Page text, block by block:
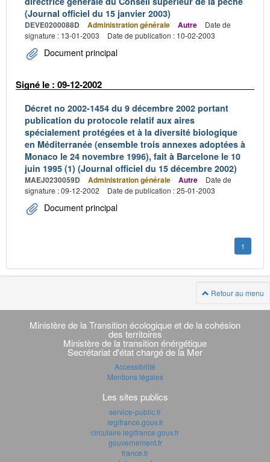
(Journal officiel du 15 janvier 2003)
DEVE0200088D Administration générale Autre
Date de
signature : 13-01-2003
Date de publication : 10-02-2003
Document principal
Signé le : 09-12-2002
Décret no 2002-1454 du 9 décembre 2002 portant
publication du protocole relatif aux aires
spécialement protégées et à la diversité biologique
en Méditerranée (ensemble trois annexes adoptées à
Monaco le 24 novembre 1996), fait à Barcelone le 10
juin 1995 (1) (Journal officiel du 15 décembre 2002)
MAEJ0230059D Administration générale Autre
Date de
signature : 09-12-2002
Date de publication : 25-01-2003
Document principal
1
Retour au menu
Navigation
transverse
Ministère de la Transition écologique et de la cohésion
des territoires
Ministère de la transition énérgétique
Secrétariat d'état chargé de la Mer
Accessibilité
Mentions légales
Les sites publics
service-public.fr
legifrance.gouv.fr
circulaire.legifrance.gouv.fr
gouvernement.fr
france.fr